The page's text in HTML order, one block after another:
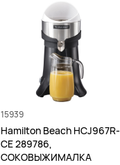
15939
Hamilton Beach HCJ967R-
CE 289786,
СОКОВЫЖИМАЛКА